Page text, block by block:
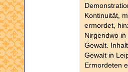
Kontinuität,
ermordet,
Nirgendwo
Gewalt.
Gewalt in
Ermordeten